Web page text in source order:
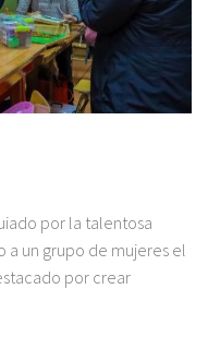
por la talentosa
a un grupo de mujeres el
por crear